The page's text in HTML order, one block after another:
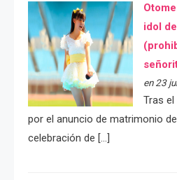
idol
en 23
Tras
por el anuncio de matrimonio
celebración de […]